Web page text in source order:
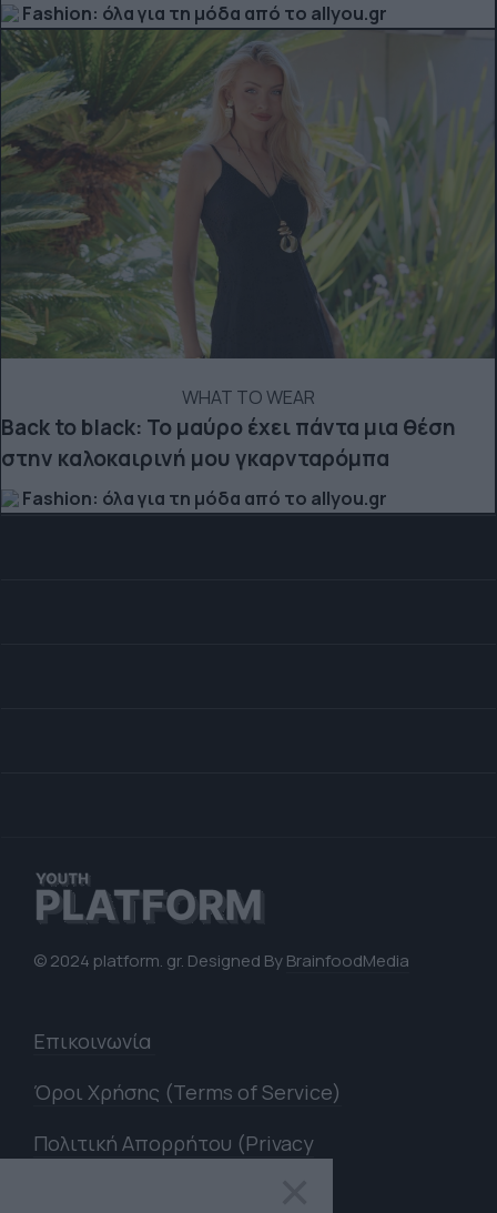
Fashion: όλα για τη μόδα από το allyou.gr
WHAT TO WEAR
Back to black: Το μαύρο έχει πάντα μια θέση
στην καλοκαιρινή μου γκαρνταρόμπα
Fashion: όλα για τη μόδα από το allyou.gr
© 2024 platform. gr. Designed ByBrainfoodMedia
Επικοινωνία
Όροι Χρήσης (Terms of Service)
Πολιτική Απορρήτου (Privacy